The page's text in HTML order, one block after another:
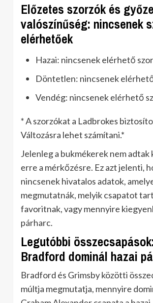
Előzetes szorzók és
valószínűség: nincsenek
elérhetőek
Hazai: nincsenek elérhető
Döntetlen: nincsenek
Vendég: nincsenek elérhető
* A szorzókat a Ladbrokes
Változásra lehet számítani.*
Jelenleg a bukmékerek nem adtak
erre a mérkőzésre. Ez azt jelenti,
nincsenek hivatalos adatok,
megmutatnák, melyik csapatot
favoritnak, vagy mennyire
párharc.
Legutóbbi
Bradford dominál hazai
Bradford és Grimsby közötti
múltja megmutatja, mennyire